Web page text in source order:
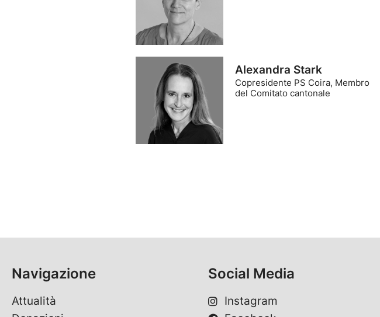
Alexandra Stark
Copresidente PS Coira, Membro
del Comitato cantonale
Navigazione
Attualità
Social Media
Instagram